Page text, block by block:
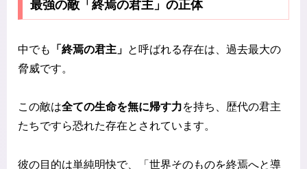
最強の敵「終焉の君主」の正体
中でも 「終焉の君主」 と呼ばれる存在は、過去最大の
脅威です。
この敵は全ての生命を無に帰す力を持ち、歴代の君主
たちですら恐れた存在とされています。
彼の目的は単純明快で、「世界そのものを終焉へと導